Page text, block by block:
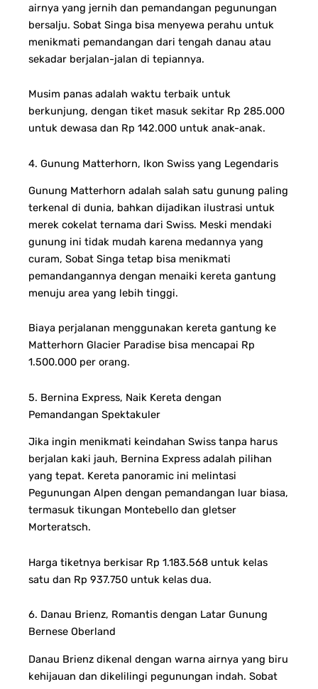
airnya yang jernih dan pemandangan pegunungan
bersalju. Sobat Singa bisa menyewa perahu untuk
menikmati pemandangan dari tengah danau atau
sekadar berjalan-jalan di tepiannya.
Musim panas adalah waktu terbaik untuk
berkunjung, dengan tiket masuk sekitar Rp 285.000
untuk dewasa dan Rp 142.000 untuk anak-anak.
4. Gunung Matterhorn, Ikon Swiss yang Legendaris
Gunung Matterhorn adalah salah satu gunung paling
terkenal di dunia, bahkan dijadikan ilustrasi untuk
merek cokelat ternama dari Swiss. Meski mendaki
gunung ini tidak mudah karena medannya yang
curam, Sobat Singa tetap bisa menikmati
pemandangannya dengan menaiki kereta gantung
menuju area yang lebih tinggi.
Biaya perjalanan menggunakan kereta gantung ke
Matterhorn Glacier Paradise bisa mencapai Rp
1.500.000 per orang.
5. Bernina Express, Naik Kereta dengan
Pemandangan Spektakuler
Jika ingin menikmati keindahan Swiss tanpa harus
berjalan kaki jauh, Bernina Express adalah pilihan
yang tepat. Kereta panoramic ini melintasi
Pegunungan Alpen dengan pemandangan luar biasa,
termasuk tikungan Montebello dan gletser
Morteratsch.
Harga tiketnya berkisar Rp 1.183.568 untuk kelas
satu dan Rp 937.750 untuk kelas dua.
6. Danau Brienz, Romantis dengan Latar Gunung
Bernese Oberland
Danau Brienz dikenal dengan warna airnya yang biru
kehijauan dan dikelilingi pegunungan indah. Sobat